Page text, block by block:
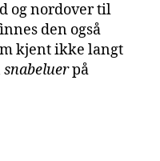
og nordover til
den også
kjent ikke langt
snabeluerpå